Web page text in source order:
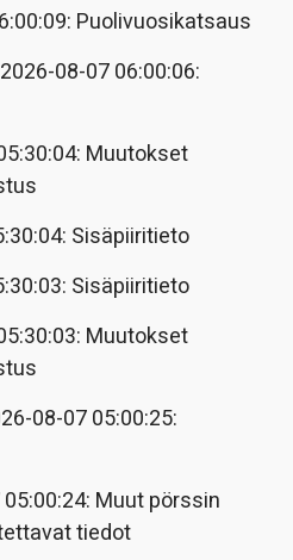
Puolivuosikatsaus
08-07 06:00:06:
Muutokset
Sisäpiiritieto
Sisäpiiritieto
Muutokset
08-07 05:00:25:
Muut pörssin
tiedot